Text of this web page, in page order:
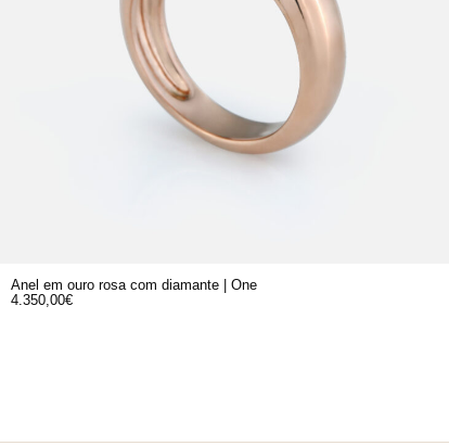
Anel em ouro rosa com diamante | One
4.350,00€